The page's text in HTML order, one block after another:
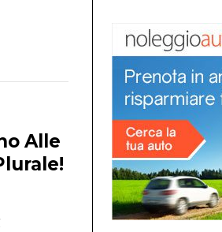
Alle